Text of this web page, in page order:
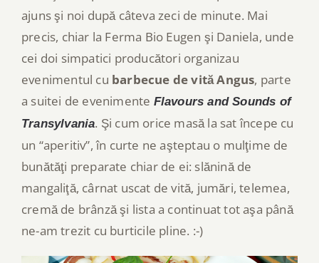
ajuns şi noi după câteva zeci de minute. Mai
precis, chiar la Ferma Bio Eugen şi Daniela, unde
cei doi simpatici producători organizau
evenimentul cu barbecue de vită Angus, parte
a suitei de evenimente Flavours and Sounds of
Transylvania. Şi cum orice masă la sat începe cu
un “aperitiv”, în curte ne aşteptau o mulţime de
bunătăţi preparate chiar de ei: slănină de
mangaliţă, cârnat uscat de vită, jumări, telemea,
cremă de brânză şi lista a continuat tot aşa până
ne-am trezit cu burticile pline. :-)